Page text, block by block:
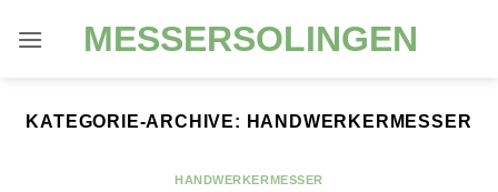
Inhalt
MESSERSOLINGEN
KATEGORIE-ARCHIVE: HANDWERKERMESSER
HANDWERKERMESSER